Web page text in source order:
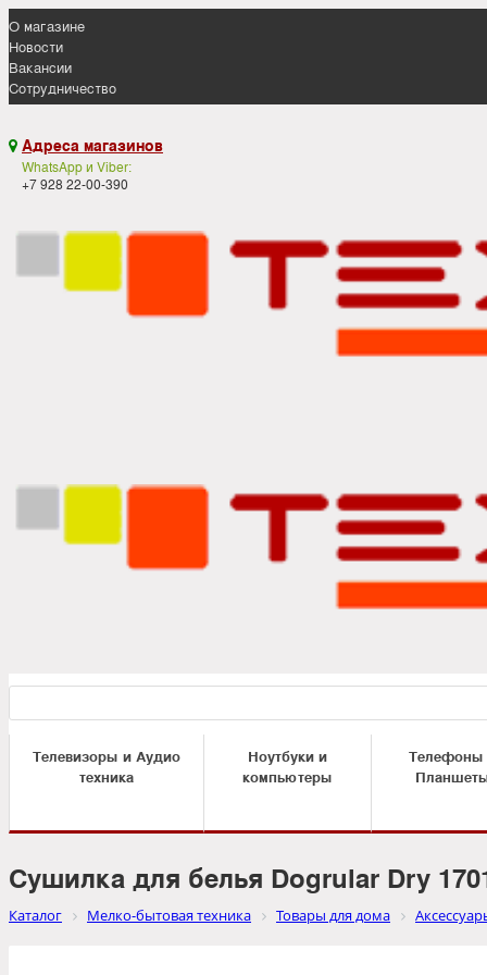
О магазине
Новости
Вакансии
Сотрудничество
 Адреса магазинов
WhatsApp и Viber:
+7 928 22-00-390
Телевизоры и Аудио
техника
Ноутбуки и
компьютеры
Телефоны
Сушилка для белья Dogrular Dry
Каталог Мелко-бытовая техника Товары для дома